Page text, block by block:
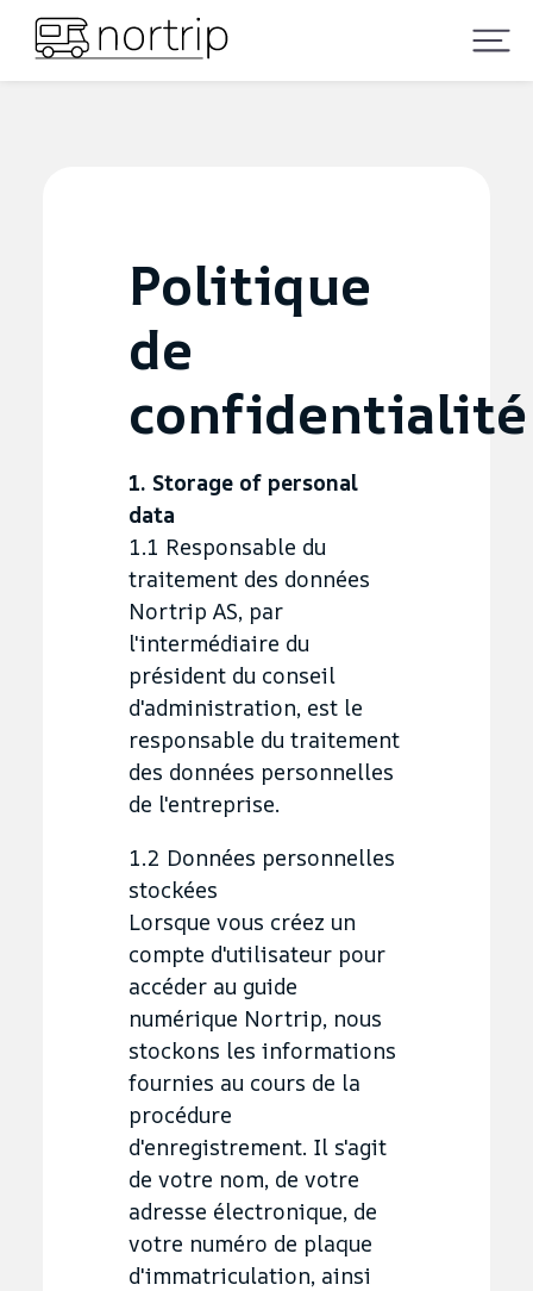
Politique
de
confidentialité
1. Storage of personal
data
1.1 Responsable du
traitement des données
Nortrip AS, par
l'intermédiaire du
président du conseil
d'administration, est le
responsable du traitement
des données personnelles
de l'entreprise.
1.2 Données personnelles
stockées
Lorsque vous créez un
compte d'utilisateur pour
accéder au guide
numérique Nortrip, nous
stockons les informations
fournies au cours de la
procédure
d'enregistrement. Il s'agit
de votre nom, de votre
adresse électronique, de
votre numéro de plaque
d'immatriculation, ainsi